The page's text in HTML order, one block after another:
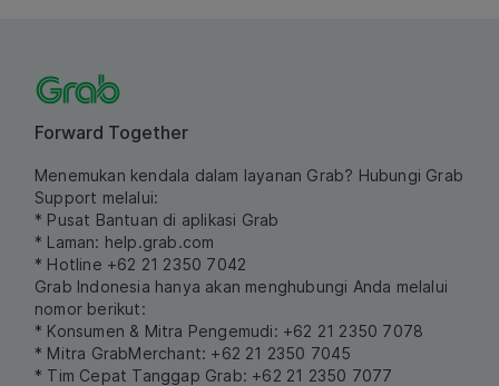
Forward Together
Menemukan kendala dalam layanan Grab? Hubungi Grab
Support melalui:
* Pusat Bantuan di aplikasi Grab
* Laman: help.grab.com
* Hotline +62 21 2350 7042
Grab Indonesia hanya akan menghubungi Anda melalui
nomor berikut:
* Konsumen & Mitra Pengemudi: +62 21 2350 7078
* Mitra GrabMerchant: +62 21 2350 7045
* Tim Cepat Tanggap Grab: +62 21 2350 7077